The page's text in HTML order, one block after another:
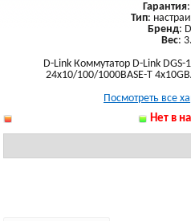
Гарантия
Тип:
Бренд:
Вес:
D-Link Коммутатор D-Link
24x10/100/1000BASE-T
Посмотреть все
Нет в